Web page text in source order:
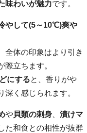
味わいが魅力です。
やして(5～10℃)爽や
全体の印象はより引き
立ちます。
にすると、香りがや
く感じられます。
や貝類の刺身
漬けマ
た和食との相性が抜群